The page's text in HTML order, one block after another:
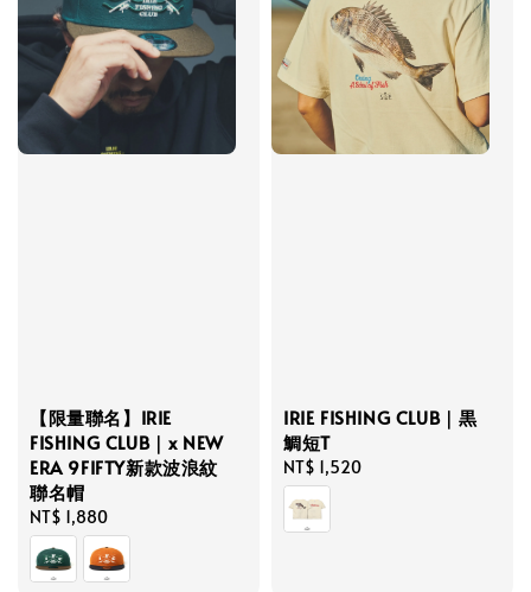
【限量聯名】IRIE
FISHING CLUB｜x NEW
ERA 9FIFTY新款波浪紋
聯名帽
Regular
price
NT$ 1,880
IRIE FISHING CLUB｜黒
鯛短T
Regular
price
NT$ 1,520